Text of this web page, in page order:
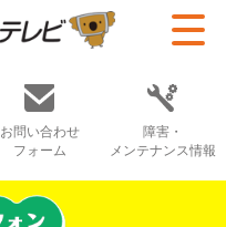
お問い合わせ
フォーム
障害・
メンテナンス情報